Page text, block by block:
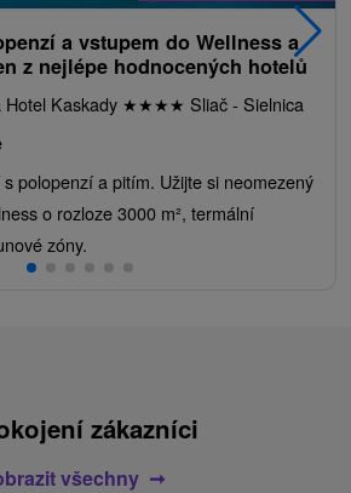
a vstupem do Wellness a
z nejlépe hodnocených hotelů
Kaskady ★★★★ Sliač - Sielnica
polopenzí a pitím. Užijte si neomezený
o rozloze 3000 m², termální
zóny.
zákazníci
všechny